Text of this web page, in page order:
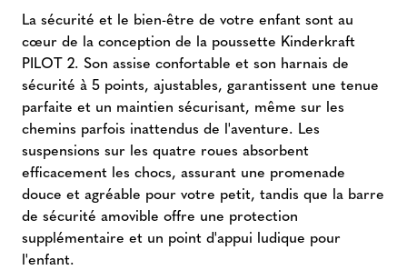
La sécurité et le bien-être de votre enfant sont au
cœur de la conception de la poussette Kinderkraft
PILOT 2. Son assise confortable et son harnais de
sécurité à 5 points, ajustables, garantissent une tenue
parfaite et un maintien sécurisant, même sur les
chemins parfois inattendus de l'aventure. Les
suspensions sur les quatre roues absorbent
efficacement les chocs, assurant une promenade
douce et agréable pour votre petit, tandis que la barre
de sécurité amovible offre une protection
supplémentaire et un point d'appui ludique pour
l'enfant.